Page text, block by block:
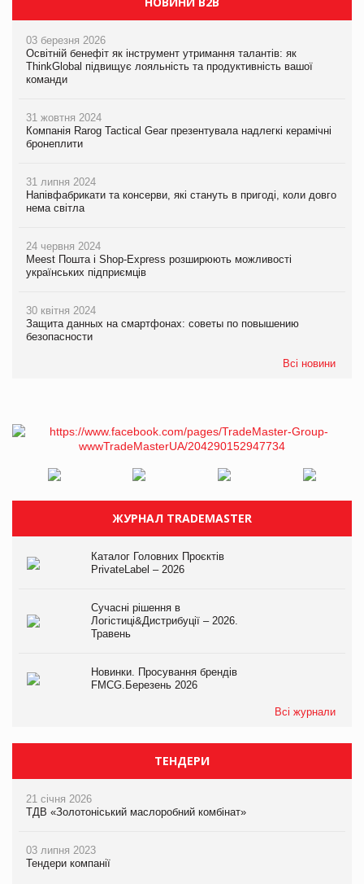
03 березня 2026
Освітній бенефіт як інструмент утримання талантів: як
ThinkGlobal підвищує лояльність та продуктивність вашої
команди
31 жовтня 2024
Компанія Rarog Tactical Gear презентувала надлегкі керамічні
бронеплити
31 липня 2024
Напівфабрикати та консерви, які стануть в пригоді, коли довго
нема світла
24 червня 2024
Meest Пошта і Shop-Express розширюють можливості
українських підприємців
30 квітня 2024
Защита данных на смартфонах: советы по повышению
безопасности
Всі новини
ЖУРНАЛ TRADEMASTER
Каталог Головних Проєктів
PrivateLabel – 2026
Сучасні рішення в
Логістиці&Дистрибуції – 2026.
Травень
Новинки. Просування брендів
FMCG.Березень 2026
Всі журнали
ТЕНДЕРИ
21 січня 2026
ТДВ «Золотоніський маслоробний комбінат»
03 липня 2023
Тендери компанії